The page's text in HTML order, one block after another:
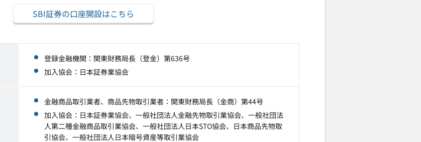
SBI証券の口座開設はこちら
登録金融機関：関東財務局長（登金）第636号
加入協会：日本証券業協会
金融商品取引業者、商品先物取引業者：関東財務局長（金商）第44号
加入協会：日本証券業協会、一般社団法人金融先物取引業協会、一般社団法
人第二種金融商品取引業協会、一般社団法人日本STO協会、日本商品先物取
引協会、一般社団法人日本暗号資産等取引業協会